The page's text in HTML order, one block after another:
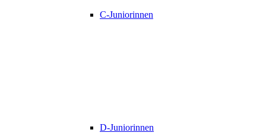
C-Juniorinnen
D-Juniorinnen